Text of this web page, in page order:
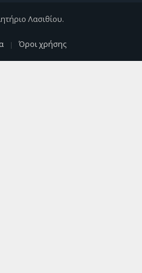
Λασιθίου.
Όροι χρήσης